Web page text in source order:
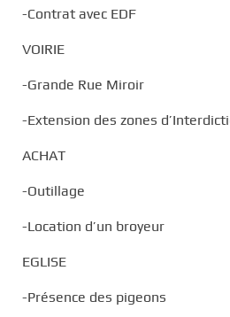
-Contrat avec EDF
VOIRIE
-Grande Rue Miroir
-Extension des zones
ACHAT
-Outillage
-Location d’un broyeur
EGLISE
-Présence des pigeons